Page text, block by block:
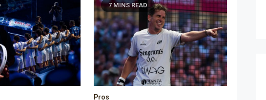
7 MINS READ
Pros